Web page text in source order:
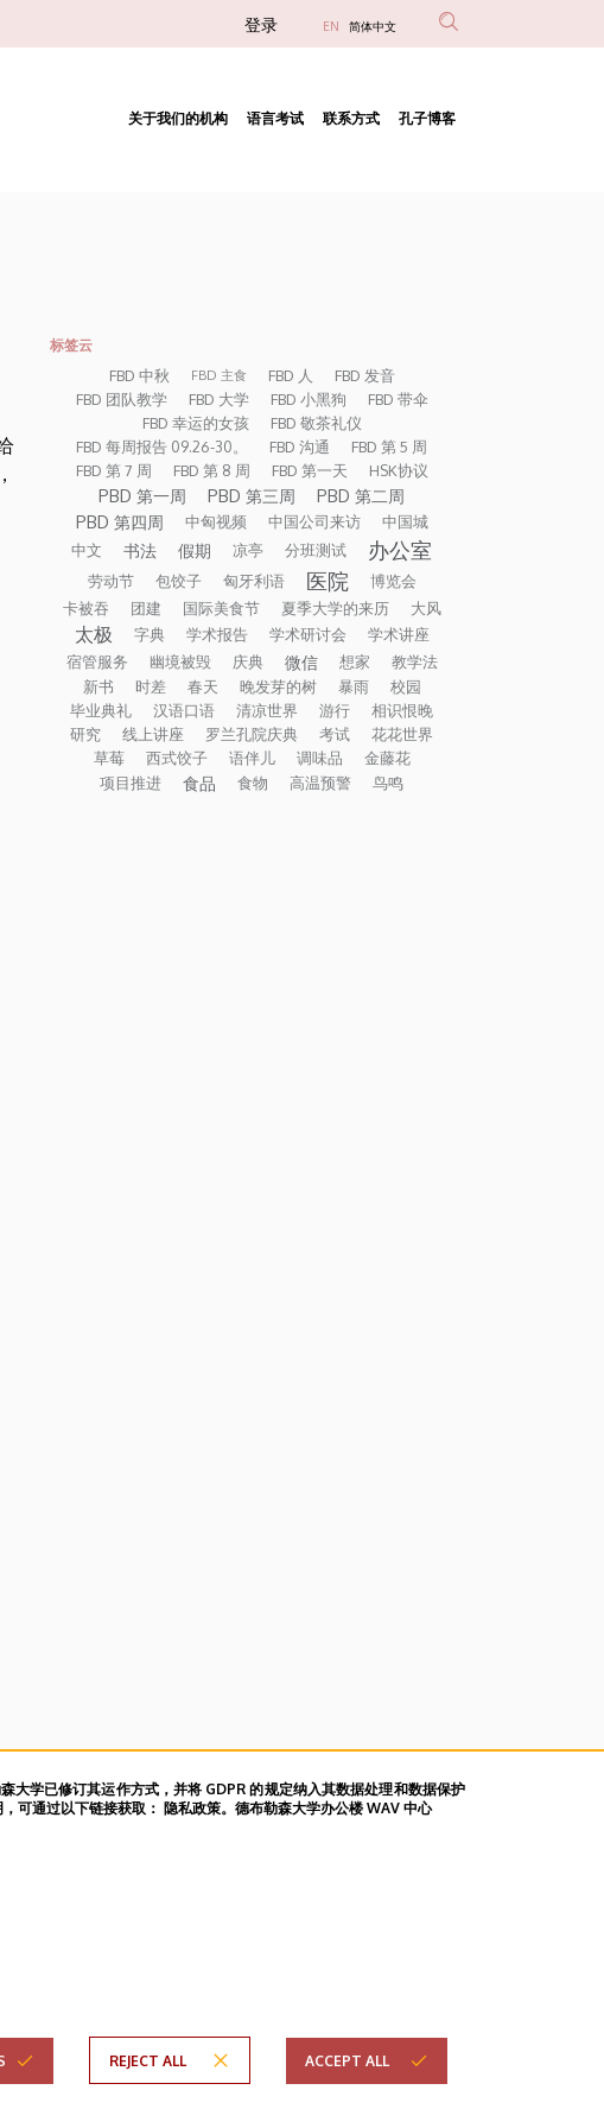
Anonim
menüje
登录 EN 简体中文
关于我们的机构 语言考试 联系方式 孔子博客
标签云
FBD 中秋 FBD 主食 FBD 人
FBD 发音
FBD 团队教学
FBD 大学 FBD 小黑狗
FBD 带伞
FBD 幸运的女孩
FBD 敬茶礼仪
FBD 每周报告 09.26-30。
FBD 沟通
FBD 第 5 周
FBD 第 7 周
FBD 第 8 周 FBD 第一天 HSK协议
PBD 第一周 PBD 第三周
PBD 第二周
PBD 第四周
中匈视频 中国公司来访
中国城
中文
书法 假期 凉亭 分班测试 办公室
劳动节 包饺子 匈牙利语 医院
博览会
卡被吞
团建 国际美食节 夏季大学的来历 大风
太极 字典 学术报告 学术研讨会
学术讲座
宿管服务
幽境被毁 庆典 微信 想家
教学法
新书
时差 春天 晚发芽的树 暴雨
校园
毕业典礼
汉语口语 清凉世界 游行
相识恨晚
研究
线上讲座 罗兰孔院庆典 考试
花花世界
草莓
西式饺子 语伴儿 调味品
金藤花
项目推进
食品 食物 高温预警 鸟鸣
大学已修订其运作方式，并将 GDPR 的规定纳入其数据处理和数据保护
可通过以下链接获取： 隐私政策。德布勒森大学办公楼 WAV 中心
REJECT ALL ACCEPT ALL